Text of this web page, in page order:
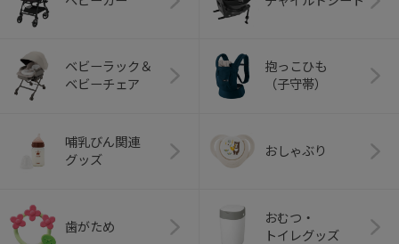
ベビーラック＆
ベビーチェア
抱っこひも
（子守帯）
哺乳びん関連
グッズ
おしゃぶり
歯がため
おむつ・
トイレグッズ